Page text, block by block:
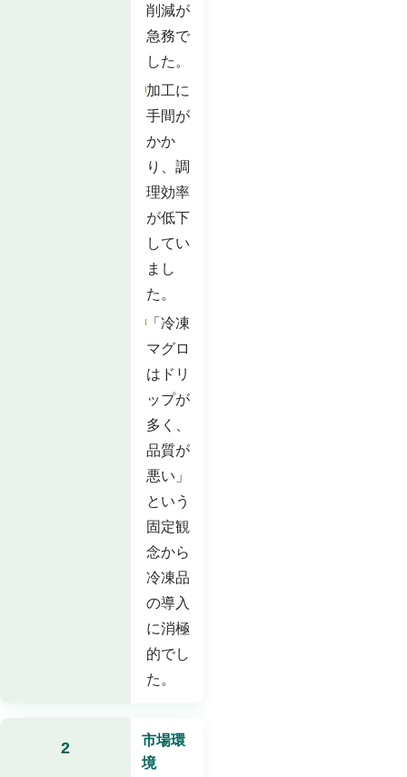
削減が
急務で
した。
加工に
手間が
かか
り、調
理効率
が低下
してい
まし
た。
「冷凍
マグロ
はドリ
ップが
多く、
品質が
悪い」
という
固定観
念から
冷凍品
の導入
に消極
的でし
た。
2
市場環
境